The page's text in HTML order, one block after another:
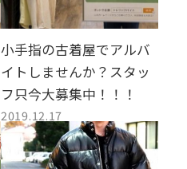
小手指の古着屋でアルバ
イトしませんか？スタッ
フ只今大募集中！！！
2019.12.17